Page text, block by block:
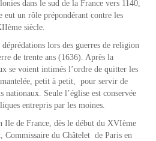
dans le sud de la France vers 1140,
eut un rôle prépondérant contre les
siècle.
lors des guerres de religion
de trente ans (1636). Après la
se voient intimés l’ordre de quitter les
petit à petit, pour servir de
nationaux. Seule l’église est conservée
entrepris par les moines.
de France, dès le début du XVIème
Commissaire du Châtelet de Paris en